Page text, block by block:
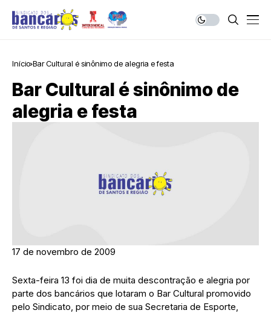
Início Bar Cultural é sinônimo de alegria e festa
Bar Cultural é sinônimo de
alegria e festa
17 de novembro de 2009
Sexta-feira 13 foi dia de muita descontração e alegria por
parte dos bancários que lotaram o Bar Cultural promovido
pelo Sindicato, por meio de sua Secretaria de Esporte,